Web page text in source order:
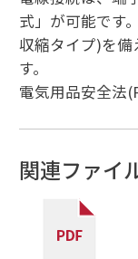
式」が可能です
収縮タイプ)を備
す。
電気用品安全法
関連ファイ